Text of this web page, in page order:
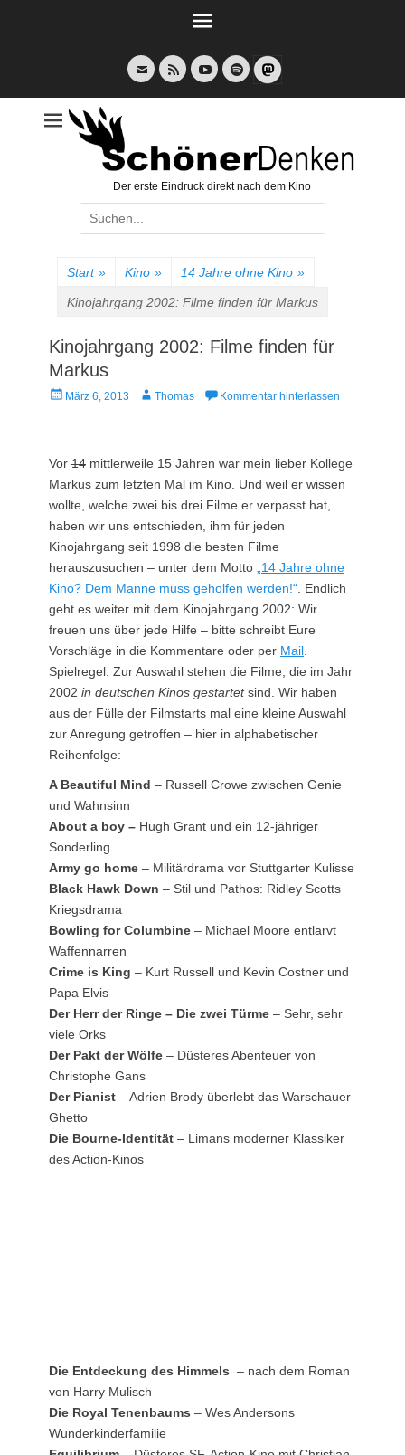
E-
Mail
Feed YouTubeSpotify
Der erste Eindruck direkt nach dem Kino
Suche
nach:
Start » Kino » 14 Jahre ohne Kino »
Kinojahrgang 2002: Filme finden für Markus
Kinojahrgang 2002: Filme finden für
Markus
Veröffentlicht
März 6, 2013 AutorThomas Kommentar hinterlassen
Vor 14 mittlerweile 15 Jahren war mein lieber Kollege
Markus zum letzten Mal im Kino. Und weil er wissen
wollte, welche zwei bis drei Filme er verpasst hat,
haben wir uns entschieden, ihm für jeden
Kinojahrgang seit 1998 die besten Filme
herauszusuchen – unter dem Motto
„14 Jahre ohne
Kino? Dem Manne muss geholfen werden!“ . Endlich
geht es weiter mit dem Kinojahrgang 2002: Wir
freuen uns über jede Hilfe – bitte schreibt Eure
Vorschläge in die Kommentare oder per Mail
Spielregel: Zur Auswahl stehen die Filme, die im Jahr
2002 in deutschen Kinos gestartetsind. Wir haben
aus der Fülle der Filmstarts mal eine kleine Auswahl
zur Anregung getroffen – hier in alphabetischer
Reihenfolge:
A Beautiful Mind – Russell Crowe zwischen Genie
und Wahnsinn
About a boy – Hugh Grant und ein 12-jähriger
Sonderling
Army go home – Militärdrama vor Stuttgarter Kulisse
Black Hawk Down – Stil und Pathos: Ridley Scotts
Kriegsdrama
Bowling for Columbine – Michael Moore entlarvt
Waffennarren
Crime is King – Kurt Russell und Kevin Costner und
Papa Elvis
Der Herr der Ringe – Die zwei Türme – Sehr, sehr
viele Orks
Der Pakt der Wölfe – Düsteres Abenteuer von
Christophe Gans
Der Pianist – Adrien Brody überlebt das Warschauer
Ghetto
Die Bourne-Identität – Limans moderner Klassiker
des Action-Kinos
Die Entdeckung des Himmels – nach dem Roman
von Harry Mulisch
Die Royal Tenenbaums – Wes Andersons
Wunderkinderfamilie